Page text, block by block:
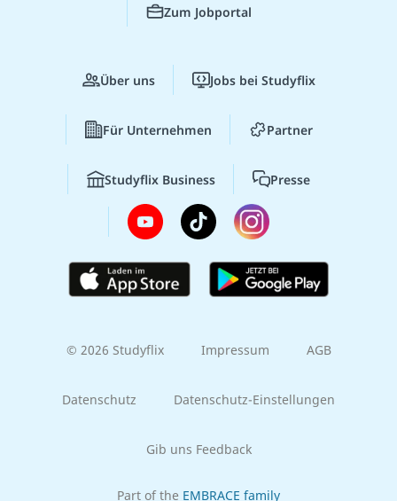
Zum Jobportal
Über uns Jobs bei Studyflix
Für Unternehmen Partner
Studyflix Business Presse
© 2026 Studyflix Impressum AGB
Datenschutz Datenschutz-Einstellungen
Gib uns Feedback
Part of the EMBRACE family